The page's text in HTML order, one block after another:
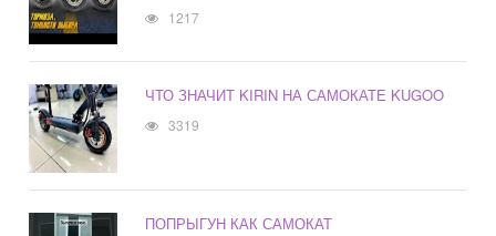
1217
ЧТО ЗНАЧИТ KIRIN НА САМОКАТЕ KUGOO
3319
ПОПРЫГУН КАК САМОКАТ